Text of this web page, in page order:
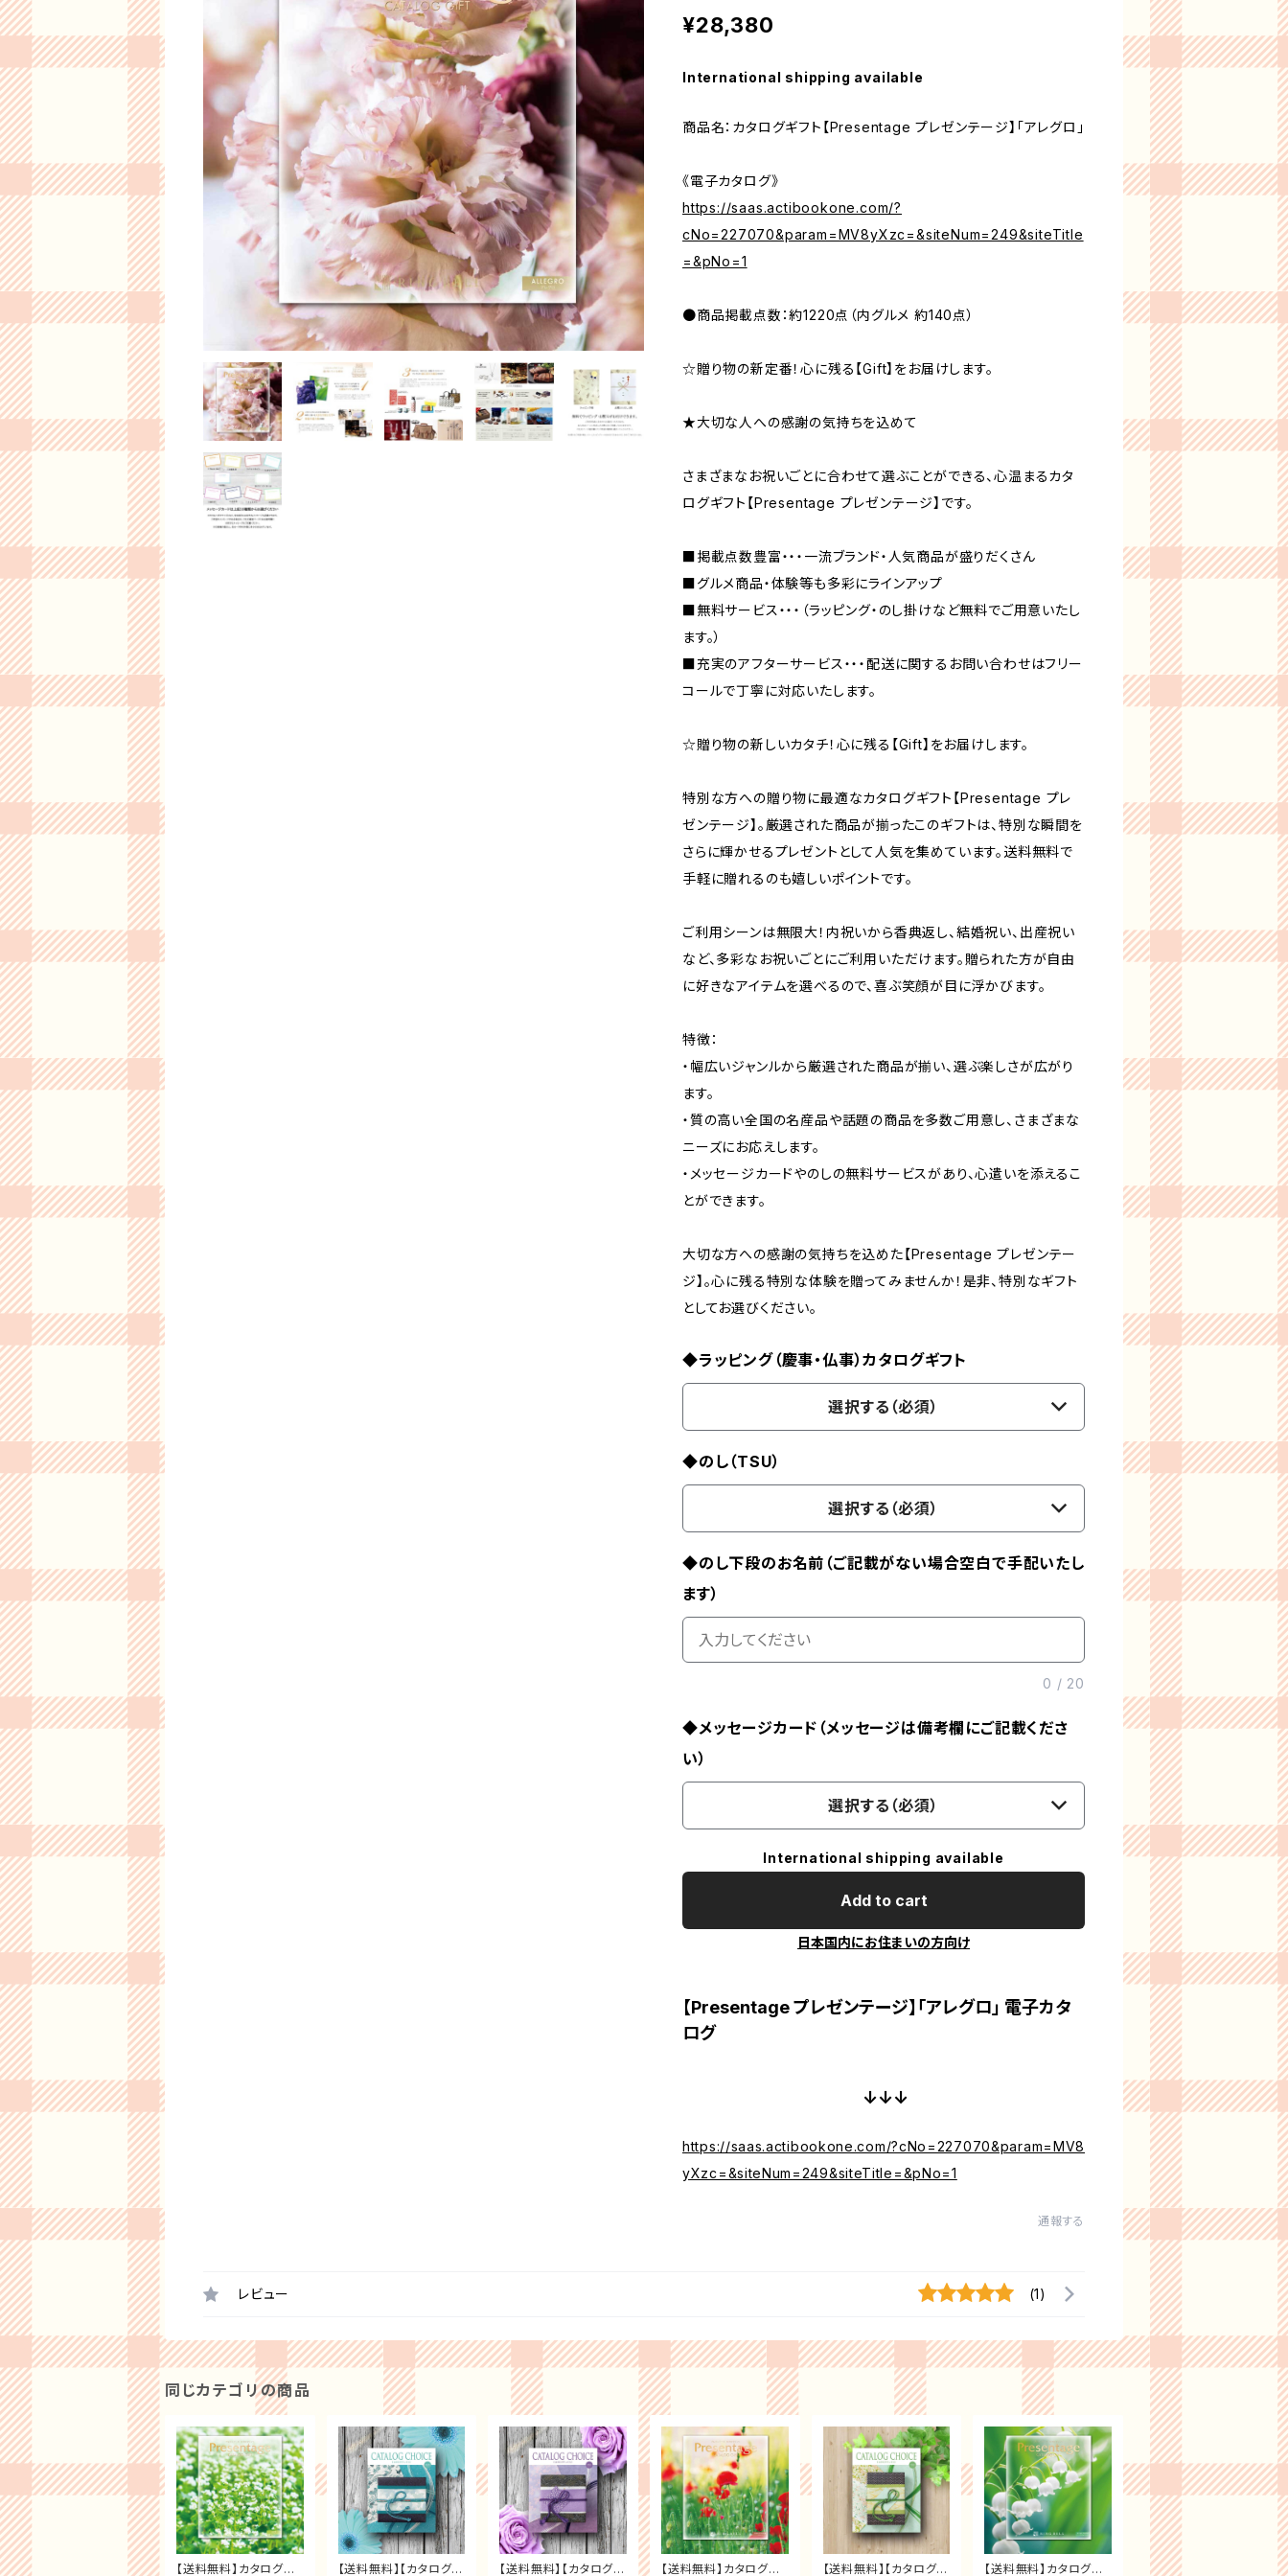
¥28,380
International shipping available
商品名：カタログギフト【Presentage プレゼンテージ】「アレグロ」
《電子カタログ》
https://saas.actibookone.com/?
cNo=227070&param=MV8yXzc=&siteNum=249&siteTitle
=&pNo=1
●商品掲載点数：約1220点（内グルメ 約140点）
☆贈り物の新定番！心に残る【Gift】をお届けします。
★大切な人への感謝の気持ちを込めて
さまざまなお祝いごとに合わせて選ぶことができる、心温まるカタ
ログギフト【Presentage プレゼンテージ】です。
■掲載点数豊富・・・一流ブランド・人気商品が盛りだくさん
■グルメ商品・体験等も多彩にラインアップ
■無料サービス・・・（ラッピング・のし掛けなど無料でご用意いたし
ます。）
■充実のアフターサービス・・・配送に関するお問い合わせはフリー
コールで丁寧に対応いたします。
☆贈り物の新しいカタチ！心に残る【Gift】をお届けします。
特別な方への贈り物に最適なカタログギフト【Presentage プレ
ゼンテージ】。厳選された商品が揃ったこのギフトは、特別な瞬間を
さらに輝かせるプレゼントとして人気を集めています。送料無料で
手軽に贈れるのも嬉しいポイントです。
ご利用シーンは無限大！内祝いから香典返し、結婚祝い、出産祝い
など、多彩なお祝いごとにご利用いただけます。贈られた方が自由
に好きなアイテムを選べるので、喜ぶ笑顔が目に浮かびます。
特徴：
・幅広いジャンルから厳選された商品が揃い、選ぶ楽しさが広がり
ます。
・質の高い全国の名産品や話題の商品を多数ご用意し、さまざまな
ニーズにお応えします。
・メッセージカードやのしの無料サービスがあり、心遣いを添えるこ
とができます。
大切な方への感謝の気持ちを込めた【Presentage プレゼンテー
ジ】。心に残る特別な体験を贈ってみませんか！是非、特別なギフト
としてお選びください。
◆ラッピング（慶事・仏事）カタログギフト
選択する（必須）
◆のし（TSU）
選択する（必須）
◆のし下段のお名前（ご記載がない場合空白で手配いたし
ます）
0 / 20
◆メッセージカード（メッセージは備考欄にご記載くださ
い）
選択する（必須）
International shipping available
Add to cart
日本国内にお住まいの方向け
【Presentage プレゼンテージ】「アレグロ」 電子カタ
ログ
↓↓↓
https://saas.actibookone.com/?cNo=227070&param=MV8
yXzc=&siteNum=249&siteTitle=&pNo=1
通報する
レビュー (1)
同じカテゴリの商品
【送料無料】カタログギ
【送料無料】【カタログチ
【送料無料】【カタログチ
【送料無料】カタログギ
【送料無料】【カタログチ
【送料無料】カタログギ